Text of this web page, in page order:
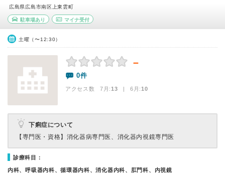
広島県広島市南区上東雲町
駐車場あり マイナ受付
土曜（〜12:30）
－
0件
アクセス数 7月:13 | 6月:10
下痢症について
【専門医・資格】 消化器病専門医、消化器内視鏡専門医
診療科目：
内科、呼吸器内科、循環器内科、消化器内科、肛門科、内視鏡